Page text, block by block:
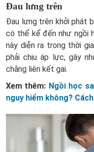
Đau lưng trên
Đau lưng trên khởi phát
có thể kể đến như ngồi
này diễn ra trong thời
phải chịu áp lực, gây
chằng liên kết gai.
Xem thêm: Ngồi học
nguy hiểm không?